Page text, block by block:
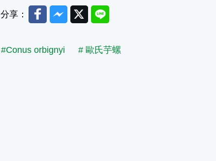
分享： FacebookMessenger
TwitterLine
#Conus orbignyi # 歐氏芋螺